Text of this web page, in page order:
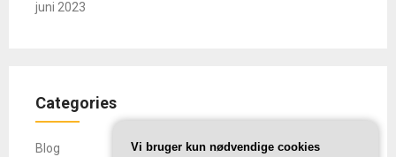
juni 2023
Categories
Blog Vi bruger kun nødvendige cookies